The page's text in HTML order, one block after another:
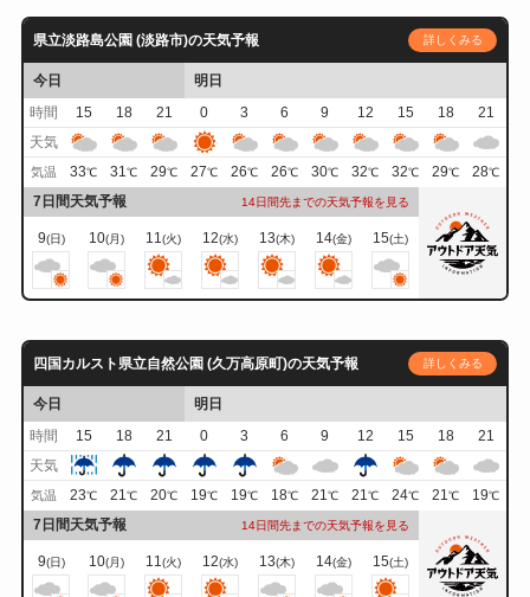
県立淡路島公園 (淡路市)の天気予報 詳しくみる
今日
明日
時間
15 18 21 0 3 6 9 12 15 18
21
天気
気温 33℃ 31℃ 29℃ 27℃ 26℃ 26℃ 30℃ 32℃ 32℃ 29℃ 28℃
7日間天気予報 14日間先までの天気予報を見る
9(日) 10(月) 11(火) 12(水) 13(木) 14(金) 15(土)
四国カルスト県立自然公園 (久万高原町)の天気予報 詳しくみる
今日
明日
時間
15 18 21 0 3 6 9 12 15 18
21
天気
気温 23℃ 21℃ 20℃ 19℃ 19℃ 18℃ 21℃ 21℃ 24℃ 21℃ 19℃
7日間天気予報 14日間先までの天気予報を見る
9(日) 10(月) 11 (火) 12(水) 13(木) 14(金) 15(土)